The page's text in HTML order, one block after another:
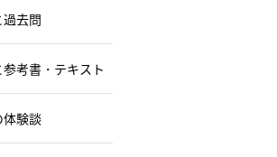
去問
考書・テキスト
験談